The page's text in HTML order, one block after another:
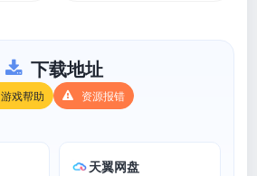
下载地址
游戏帮助 资源报错
天翼网盘